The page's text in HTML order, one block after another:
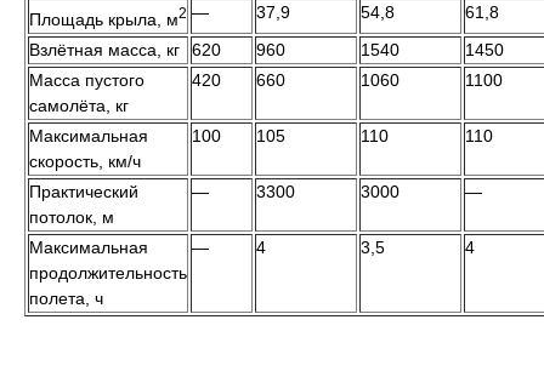
Площадь крыла, м2 — 37,9 54,8
61,8
Взлётная масса, кг
620 960 1540
1450
Масса пустого
самолёта, кг
420 660 1060 1100
Максимальная
скорость, км/ч
100 105 110 110
Практический
потолок, м
— 3300 3000 —
Максимальная
продолжительность
полета, ч
— 4 3,5 4